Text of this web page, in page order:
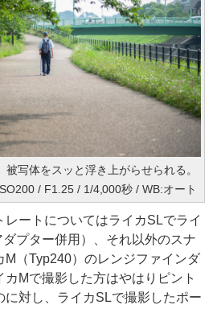
写体をスッと浮き上がらせられる。
/ F1.25 / 1/4,000秒 / WB:オート
ートについてはライカSLでライ
プター併用）、それ以外のスナ
M（Typ240）のレンジファインダ
Mで撮影した方はやはりピント
に対し、ライカSLで撮影したポー